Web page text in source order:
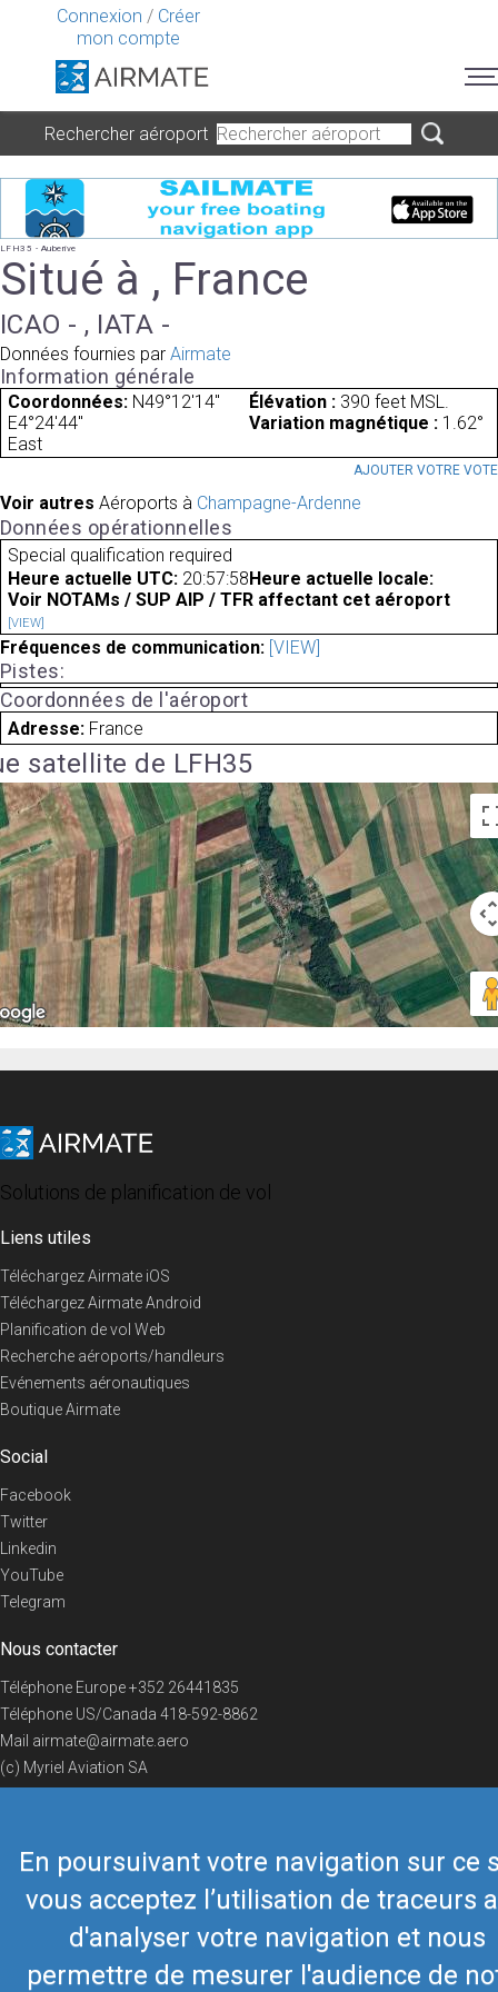
Connexion / Créer
mon compte
En poursuivant votre navigation sur ce
vous acceptez l’utilisation de traceurs
d'analyser votre navigation et nous
permettre de mesurer l'audience de
Rechercher aéroport
LFH35 - Auberive
Situé à , France
ICAO - , IATA -
Données fournies par Airmate
Information générale
Coordonnées: N49°12'14"
E4°24'44"
Élévation : 390 feet MSL.
Variation magnétique : 1.62°
East
AJOUTER VOTRE VOTE
Voir autres Aéroports à Champagne-Ardenne
Données opérationnelles
Special qualification required
Heure actuelle UTC: 20:57:58 Heure actuelle locale:
Voir NOTAMs / SUP AIP / TFR affectant cet aéroport
[VIEW]
Fréquences de communication: [VIEW]
Pistes:
Coordonnées de l'aéroport
Adresse: France
satellite de LFH35
Solutions de planification de vol
Liens utiles
Téléchargez Airmate iOS
Téléchargez Airmate Android
Planification de vol Web
Recherche aéroports/handleurs
Evénements aéronautiques
Boutique Airmate
Social
Facebook
Twitter
Linkedin
YouTube
Telegram
Nous contacter
Téléphone Europe+352 26441835
Téléphone US/Canada 418-592-8862
Mail airmate@airmate.aero
(c) Myriel Aviation SA
© 2019 Airmate -Conditions d'utilisation- Vie privée Back to top